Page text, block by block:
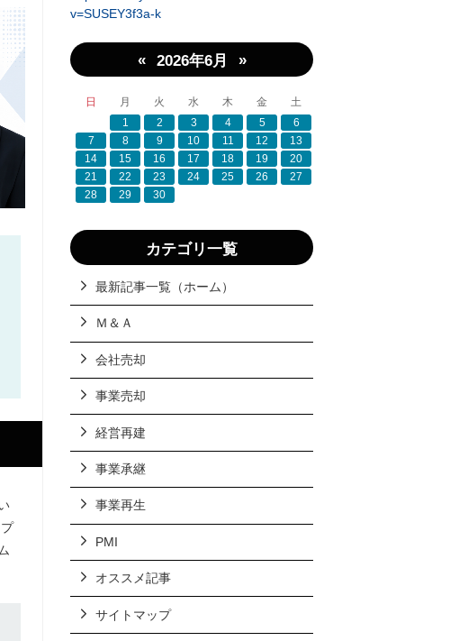
v=SUSEY3f3a-k
« 2026年6月 »
日 月 火 水 木 金
土
1
2 3 4 5
6
7
8 9 10 11 12
13
14
15 16 17 18 19
20
21
22 23 24 25 26
27
28
29 30
カテゴリ一覧
最新記事一覧（ホーム）
Ｍ＆Ａ
会社売却
事業売却
経営再建
事業承継
事業再生
PMI
オススメ記事
サイトマップ